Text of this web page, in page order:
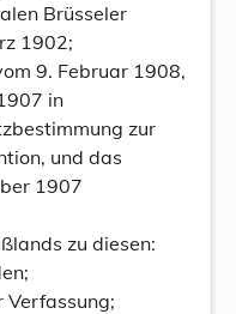
Brüsseler
1902;
9. Februar 1908,
in
zur
und das
1907
zu diesen:
Verfassung;